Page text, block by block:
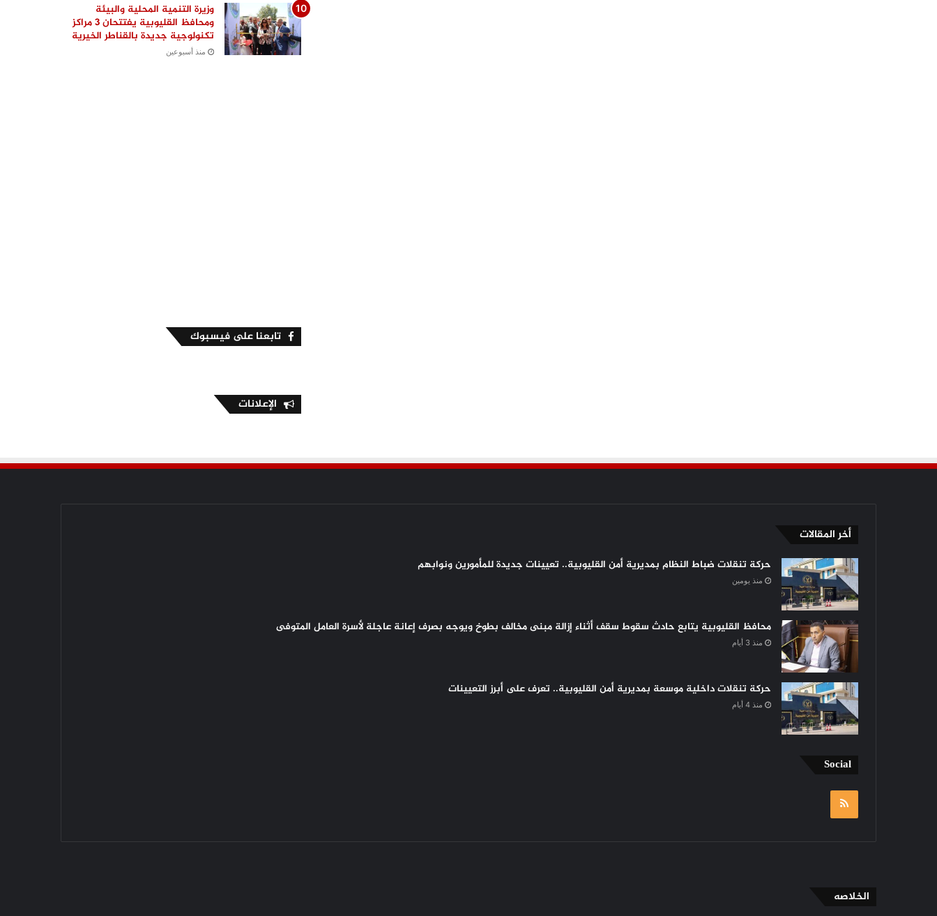
وزيرة التنمية المحلية والبيئة
ومحافظ القليوبية يفتتحان 3 مراكز
تكنولوجية جديدة بالقناطر الخيرية
منذ أسبوعين
تابعنا على فيسبوك
الإعلانات
أخر المقالات
حركة تنقلات ضباط النظام بمديرية أمن القليوبية.. تعيينات جديدة للمأمورين ونوابهم
منذ يومين
محافظ القليوبية يتابع حادث سقوط سقف أثناء إزالة مبنى مخالف بطوخ ويوجه بصرف إعانة عاجلة لأسرة العامل المتوفى
منذ 3 أيام
حركة تنقلات داخلية موسعة بمديرية أمن القليوبية.. تعرف على أبرز التعيينات
منذ 4 أيام
Social
RSS
الخلاصه